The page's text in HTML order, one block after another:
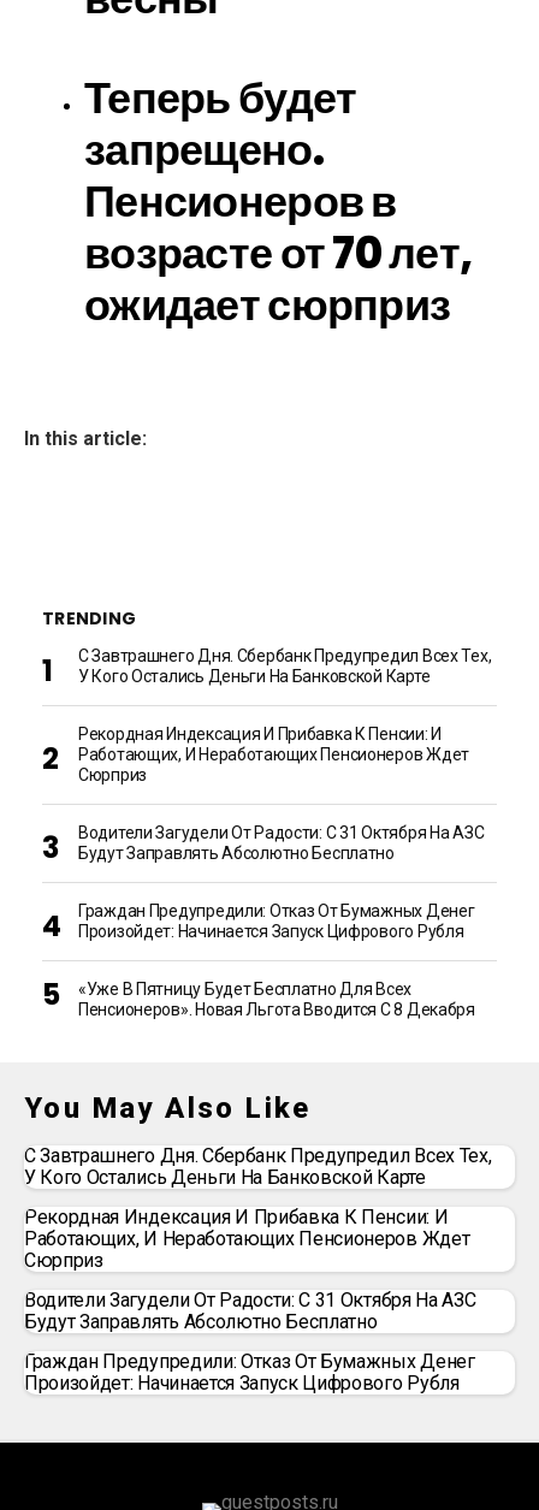
Теперь будет
запрещено.
Пенсионеров в
возрасте от 70 лет,
ожидает сюрприз
In this article:
TRENDING
С Завтрашнего Дня. Сбербанк Предупредил Всех Тех,
У Кого Остались Деньги На Банковской Карте
Рекордная Индексация И Прибавка К Пенсии: И
Работающих, И Неработающих Пенсионеров Ждет
Сюрприз
Водители Загудели От Радости: С 31 Октября На АЗС
Будут Заправлять Абсолютно Бесплатно
Граждан Предупредили: Отказ От Бумажных Денег
Произойдет: Начинается Запуск Цифрового Рубля
«Уже В Пятницу Будет Бесплатно Для Всех
Пенсионеров». Новая Льгота Вводится С 8 Декабря
You May Also Like
С Завтрашнего Дня. Сбербанк Предупредил Всех Тех,
У Кого Остались Деньги На Банковской Карте
Рекордная Индексация И Прибавка К Пенсии: И
Работающих, И Неработающих Пенсионеров Ждет
Сюрприз
Водители Загудели От Радости: С 31 Октября На АЗС
Будут Заправлять Абсолютно Бесплатно
Граждан Предупредили: Отказ От Бумажных Денег
Произойдет: Начинается Запуск Цифрового Рубля